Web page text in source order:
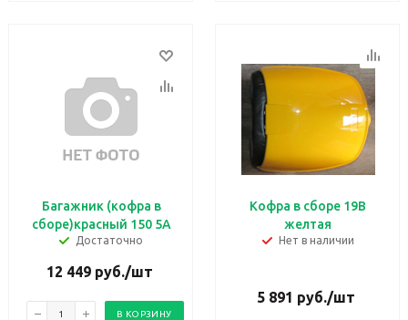
Багажник (кофра в
сборе)красный 150 5А
Достаточно
12 449руб./шт
В КОРЗИНУ
Кофра в сборе 19В
желтая
Нет в наличии
5 891 руб./шт